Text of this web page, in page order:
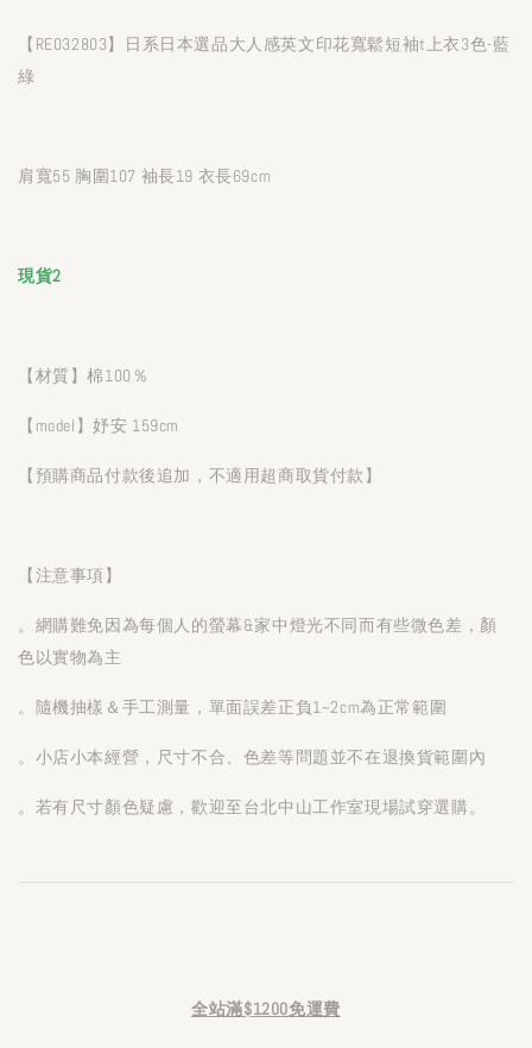
【RE032803】日系日本選品大人感英文印花寬鬆短袖t上衣3色-藍
綠
肩寬55 胸圍107 袖長19 衣長69cm
現貨2
【材質】棉100％
【model】妤安 159cm
【預購商品付款後追加，不適用超商取貨付款】
【注意事項】
。網購難免因為每個人的螢幕&家中燈光不同而有些微色差，顏
色以實物為主
。隨機抽樣＆手工測量，單面誤差正負1~2cm為正常範圍
。小店小本經營，尺寸不合、色差等問題並不在退換貨範圍內
。若有尺寸顏色疑慮，歡迎至台北中山工作室現場試穿選購。
全站滿$1200免運費